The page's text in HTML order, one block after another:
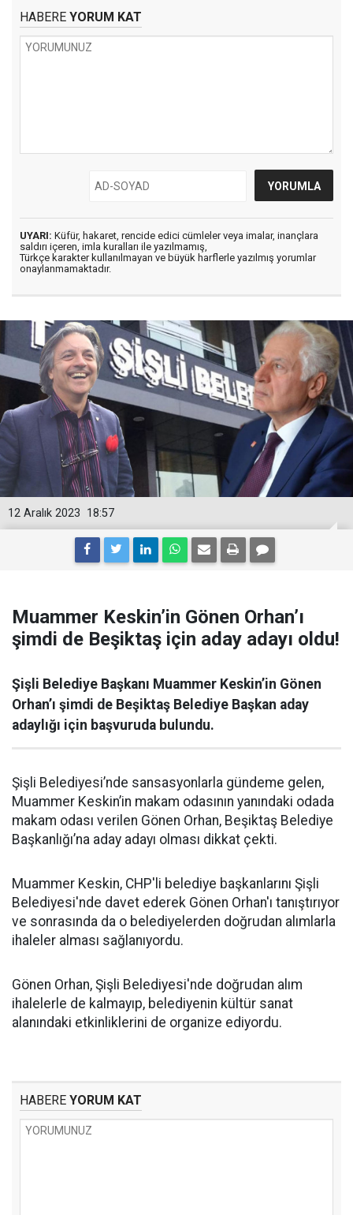
HABERE YORUM KAT
UYARI: Küfür, hakaret, rencide edici cümleler veya imalar, inançlara
saldırı içeren, imla kuralları ile yazılmamış,
Türkçe karakter kullanılmayan ve büyük harflerle yazılmış yorumlar
onaylanmamaktadır.
18:57
12 Aralık 2023
Muammer Keskin’in Gönen Orhan’ı
şimdi de Beşiktaş için aday adayı oldu!
Şişli Belediye Başkanı Muammer Keskin’in Gönen
Orhan’ı şimdi de Beşiktaş Belediye Başkan aday
adaylığı için başvuruda bulundu.
Şişli Belediyesi’nde sansasyonlarla gündeme gelen,
Muammer Keskin’in makam odasının yanındaki odada
makam odası verilen Gönen Orhan, Beşiktaş Belediye
Başkanlığı’na aday adayı olması dikkat çekti.
Muammer Keskin, CHP'li belediye başkanlarını Şişli
Belediyesi'nde davet ederek Gönen Orhan'ı tanıştırıyor
ve sonrasında da o belediyelerden doğrudan alımlarla
ihaleler alması sağlanıyordu.
Gönen Orhan, Şişli Belediyesi'nde doğrudan alım
ihalelerle de kalmayıp, belediyenin kültür sanat
alanındaki etkinliklerini de organize ediyordu.
HABERE YORUM KAT